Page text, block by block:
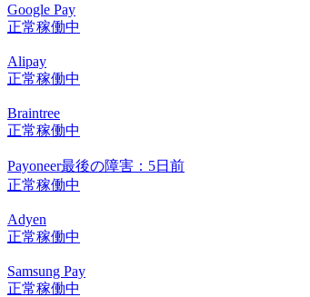
Google Pay
正常稼働中
Alipay
正常稼働中
Braintree
正常稼働中
Payoneer最後の障害：5日前
正常稼働中
Adyen
正常稼働中
Samsung Pay
正常稼働中